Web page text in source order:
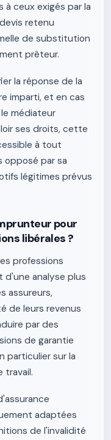
ceux exigés par la
retenu
de substitution
prêteur.
la réponse de la
imparti, et en cas
médiateur
ses droits, cette
à tout
opposé par sa
légitimes prévus
pour
libérales ?
professions
d'une analyse plus
assureurs,
de leurs revenus
par des
de garantie
particulier sur la
travail.
adaptées
de l'invalidité